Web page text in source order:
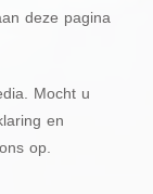
deze pagina
Mocht u
en
op.